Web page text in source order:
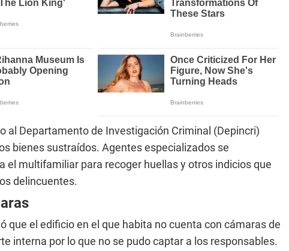
al Departamento de Investigación Criminal (Depincri)
bienes sustraídos. Agentes especializados se
el multifamiliar para recoger huellas y otros indicios que
delincuentes.
que el edificio en el que habita no cuenta con cámaras de
interna por lo que no se pudo captar a los responsables.